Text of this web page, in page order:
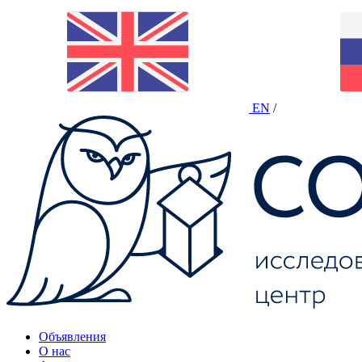
EN /
Объявления
О нас